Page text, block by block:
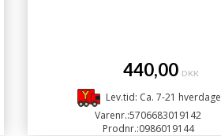
440,00 DKK
Lev.tid: Ca. 7-21 hverdage
Varenr.:5706683019142
Prodnr.:0986019144